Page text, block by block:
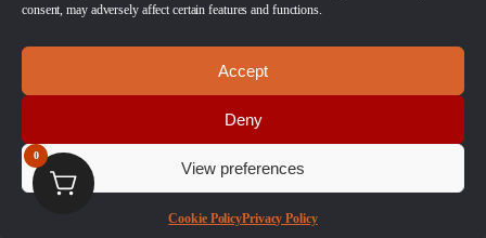
consent, may adversely affect certain features and functions.
Accept
Deny
View preferences
Cookie PolicyPrivacy Policy
scenery. Maar ook ruwe materialen, bases en sokkels.
Betaalmethoden
© 2026 Scenery en Zo. Alle Rechten Voorbehouden
0